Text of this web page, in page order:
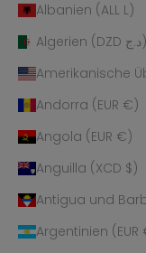
Albanien (ALL L)
Algerien (DZD د.ج)
Amerikanische
Andorra (EUR €)
Angola (EUR €)
Anguilla (XCD $)
Antigua und
Argentinien (EUR